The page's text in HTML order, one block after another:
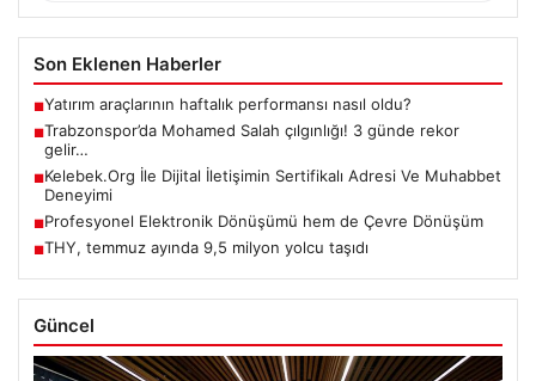
Son Eklenen Haberler
■Yatırım araçlarının haftalık performansı nasıl oldu?
■Trabzonspor’da Mohamed Salah çılgınlığı! 3 günde rekor
gelir…
■Kelebek.Org İle Dijital İletişimin Sertifikalı Adresi Ve Muhabbet
Deneyimi
■Profesyonel Elektronik Dönüşümü hem de Çevre Dönüşüm
■THY, temmuz ayında 9,5 milyon yolcu taşıdı
Güncel